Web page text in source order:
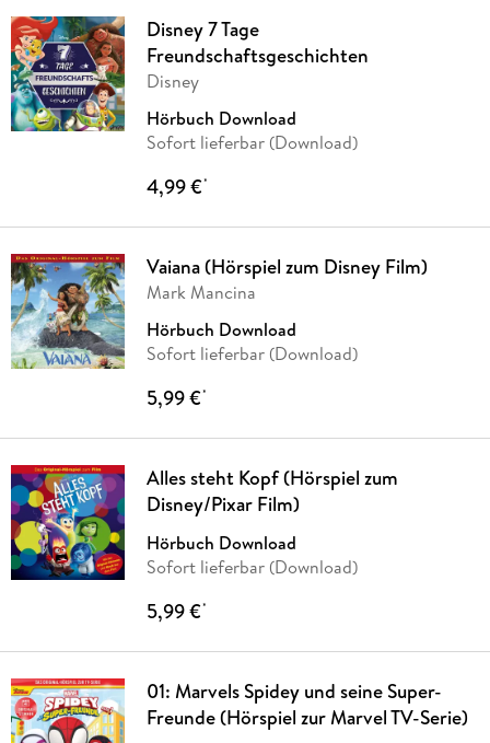
Disney 7 Tage
Freundschaftsgeschichten
Disney
Hörbuch Download
Sofort lieferbar (Download)
4,99 €*
Vaiana (Hörspiel zum Disney Film)
Mark Mancina
Hörbuch Download
Sofort lieferbar (Download)
5,99 €*
Alles steht Kopf (Hörspiel zum
Disney/Pixar Film)
Hörbuch Download
Sofort lieferbar (Download)
5,99 €*
01: Marvels Spidey und seine Super-
Freunde (Hörspiel zur Marvel TV-Serie)